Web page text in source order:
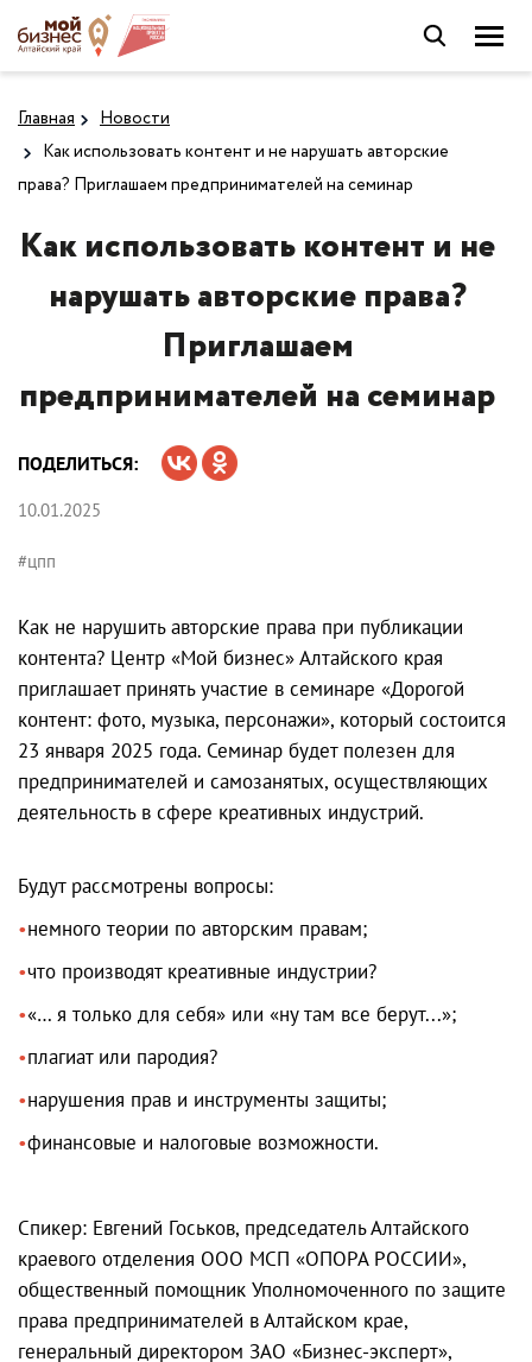
Главная
Новости
Как использовать контент и не нарушать авторские
права? Приглашаем предпринимателей на семинар
Как использовать контент и не
нарушать авторские права?
Приглашаем
предпринимателей на семинар
ПОДЕЛИТЬСЯ:
10.01.2025
#цпп
Как не нарушить авторские права при публикации
контента? Центр «Мой бизнес» Алтайского края
приглашает принять участие в семинаре «Дорогой
контент: фото, музыка, персонажи», который состоится
23 января 2025 года. Семинар будет полезен для
предпринимателей и самозанятых, осуществляющих
деятельность в сфере креативных индустрий.
Будут рассмотрены вопросы:
немного теории по авторским правам;
что производят креативные индустрии?
«… я только для себя» или «ну там все берут...»;
плагиат или пародия?
нарушения прав и инструменты защиты;
финансовые и налоговые возможности.
Спикер: Евгений Госьков, председатель Алтайского
краевого отделения ООО МСП «ОПОРА РОССИИ»,
общественный помощник Уполномоченного по защите
права предпринимателей в Алтайском крае,
генеральный директором ЗАО «Бизнес-эксперт»,